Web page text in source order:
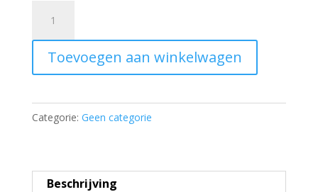
Geestverwanten
gratis
Toevoegen aan winkelwagen
Categorie: Geen categorie
Beschrijving